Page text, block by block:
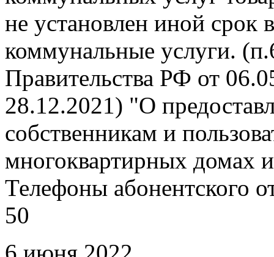
не установлен иной срок
коммунальные услуги.
Правительства РФ от
28.12.2021) "О
собственникам и
многоквартирных домах
Телефоны абонентского
50